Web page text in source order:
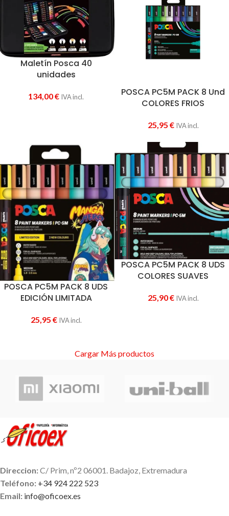
Maletín Posca 40
unidades
134,00€ IVA incl.
POSCA PC5M PACK 8 Und
COLORES FRIOS
25,95 € IVA incl.
POSCA PC5M PACK 8 UDS
EDICIÓN LIMITADA
25,95 € IVA incl.
POSCA PC5M PACK 8 UDS
COLORES SUAVES
25,90€ IVA incl.
Cargar Más productos
Direccion:C/ Prim, nº2 06001. Badajoz, Extremadura
Teléfono: +34 924 222 523
Email: info@oficoex.es